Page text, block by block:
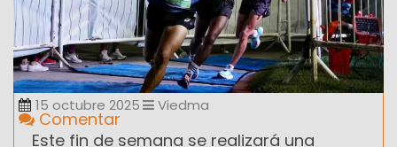
15 octubre 2025 Viedma
Comentar
Este fin de semana se realizará una